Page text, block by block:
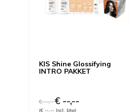
KIS Shine Glossifying
INTRO PAKKET
€ --,--€ --,--
(€ --,-- Incl. btw)